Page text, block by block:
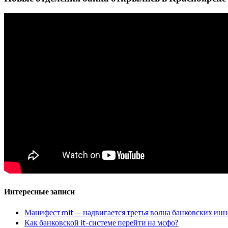
Интересные записи
Манифест mit — надвигается третья волна банковских
Как банковской it-системе перейти на мсфо?